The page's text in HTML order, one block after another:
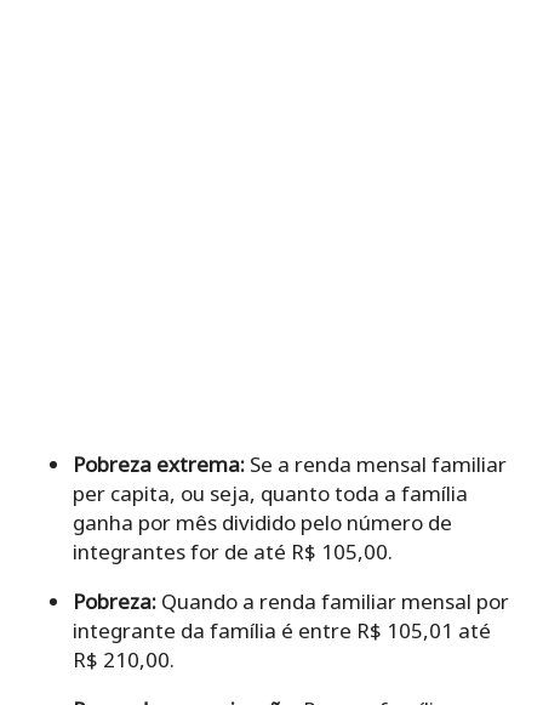
Pobreza extrema: Se a renda mensal familiar
per capita, ou seja, quanto toda a família
ganha por mês dividido pelo número de
integrantes for de até R$ 105,00.
Pobreza: Quando a renda familiar mensal por
integrante da família é entre R$ 105,01 até
R$ 210,00.